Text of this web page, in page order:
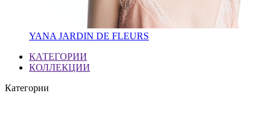
YANA JARDIN DE FLEURS
КАТЕГОРИИ
КОЛЛЕКЦИИ
Категории